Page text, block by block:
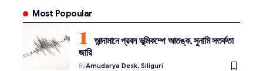
Most Popoular
আন্দামানে প্রবল ভূমিকম্পে আতঙ্ক, সুনামি সতর্কতা
জারি
ByAmudarya Desk, Siliguri